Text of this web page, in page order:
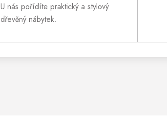
U nás pořídíte praktický a stylový
dřevěný nábytek.